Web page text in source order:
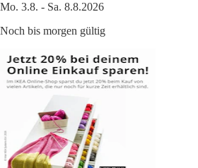
Mo. 3.8. - Sa. 8.8.2026
Noch bis morgen gültig